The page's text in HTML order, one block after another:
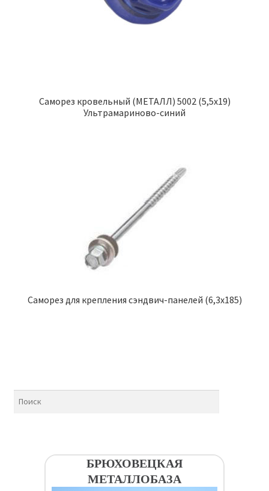
Саморез кровельный (МЕТАЛЛ) 5002 (5,5х19)
Ультрамариново-синий
Саморез для крепления сэндвич-панелей (6,3х185)
БРЮХОВЕЦКАЯ
МЕТАЛЛОБАЗА